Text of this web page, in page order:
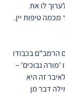
לו את
טיפות יין.
הרמב"ם בכבודו
נבוכים' –
זה היא
דבר מן